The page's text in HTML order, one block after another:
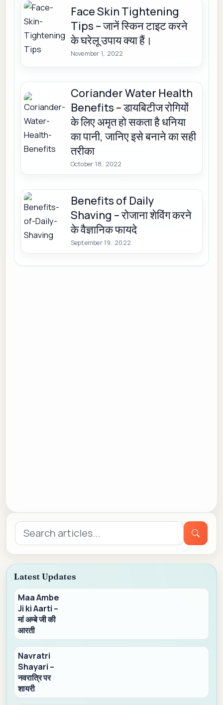
Face Skin Tightening
Tips – जानें स्किन टाइट करने
के घरेलू उपाय क्या हैं।
November 1, 2022
Coriander Water Health
Benefits – डायबिटीज रोगियों
के लिए अमृत हो सकता है धनिया
का पानी, जानिए इसे बनाने का सही
तरीका
October 18, 2022
Benefits of Daily
Shaving – रोजाना शेविंग करने
के वैज्ञानिक फायदे
September 19, 2022
Search
for:
Latest Updates
Maa Ambe
Ji ki Aarti –
मां अम्बे जी की
आरती
Navratri
Shayari –
नवरात्रि पर
शायरी